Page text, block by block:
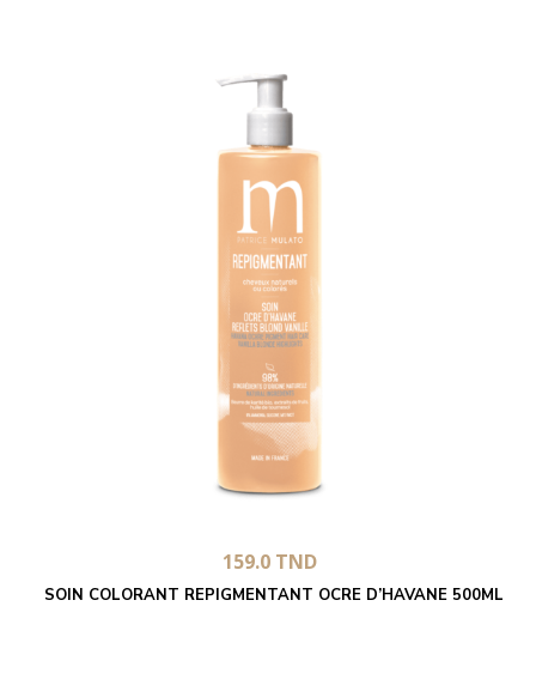
SOIN COLORANT REPIGMENTANT OCRE D’HAVANE 500ML
159.0 TND